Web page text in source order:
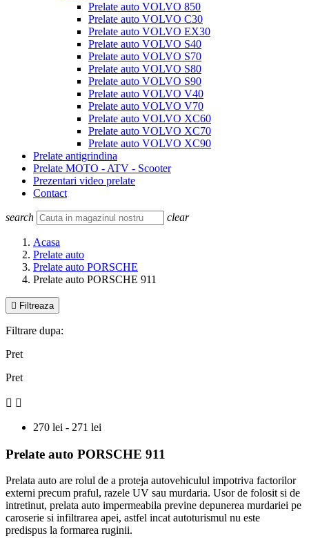
Prelate auto VOLVO 850
Prelate auto VOLVO C30
Prelate auto VOLVO EX30
Prelate auto VOLVO S40
Prelate auto VOLVO S70
Prelate auto VOLVO S80
Prelate auto VOLVO S90
Prelate auto VOLVO V40
Prelate auto VOLVO V70
Prelate auto VOLVO XC60
Prelate auto VOLVO XC70
Prelate auto VOLVO XC90
Prelate antigrindina
Prelate MOTO - ATV - Scooter
Prezentari video prelate
Contact
search clear
Acasa
Prelate auto
Prelate auto PORSCHE
Prelate auto PORSCHE 911
 Filtreaza
Filtrare dupa:
Pret
Pret
 
270 lei - 271 lei
Prelate auto PORSCHE 911
Prelata auto are rolul de a proteja autovehiculul impotriva factorilor
externi precum praful, razele UV sau murdaria. Usor de folosit si de
intretinut, prelata auto impermeabila previne depunerea murdariei pe
caroserie si infiltrarea apei, astfel incat autoturismul nu este
predispus la formarea ruginii.